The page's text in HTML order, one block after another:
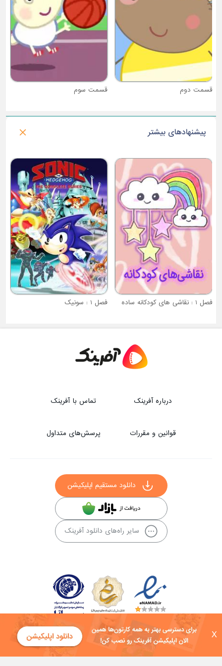
X
قسمت دوم قسمت سوم
پیشنهادهای بیشتر
فصل 1 : نقاشی های کودکانه ساده فصل 1 : سونیک
درباره آفرینک تماس با آفرینک
قوانین و مقررات پرسش‌های متداول
دانلود مستقیم اپلیکیشن
سایر راه‌های دانلود آفرینک
کلیه حقوق این سایت به شرکت توسعه فناوی هفت آسمان توکان تعلق دارد و